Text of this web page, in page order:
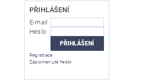
PŘIHLÁŠENÍ
E-mail
Heslo
Registrace
Zapomenuté heslo